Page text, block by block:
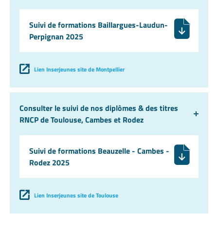
Suivi de formations Baillargues-Laudun-
Perpignan 2025
Lien Inserjeunes site de Montpellier
Consulter le suivi de nos diplômes & des titres
RNCP de Toulouse, Cambes et Rodez
Suivi de formations Beauzelle - Cambes -
Rodez 2025
Lien Inserjeunes site de Toulouse